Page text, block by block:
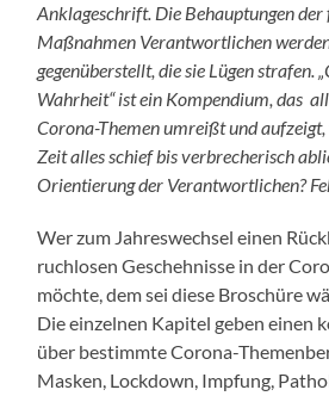
Anklageschrift. Die Behauptungen
Maßnahmen Verantwortlichen
gegenüberstellt, die sie Lügen strafen.
Wahrheit“ ist ein Kompendium, das
Corona-Themen umreißt und
Zeit alles schief bis verbrecherisch
Orientierung der Verantwortlichen?
Wer zum Jahreswechsel einen
ruchlosen Geschehnisse in der
möchte, dem sei diese Broschüre
Die einzelnen Kapitel geben einen
über bestimmte Corona-
Masken, Lockdown, Impfung,